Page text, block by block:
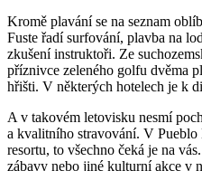
Kromě plavání se na seznam
Fuste řadí surfování, plavba na
zkušení instruktoři. Ze
příznivce zeleného golfu dvěma
hřišti. V některých hotelech je k
A v takovém letovisku nesmí
a kvalitního stravování. V
resortu, to všechno čeká je na
zábavy nebo jiné kulturní akce v